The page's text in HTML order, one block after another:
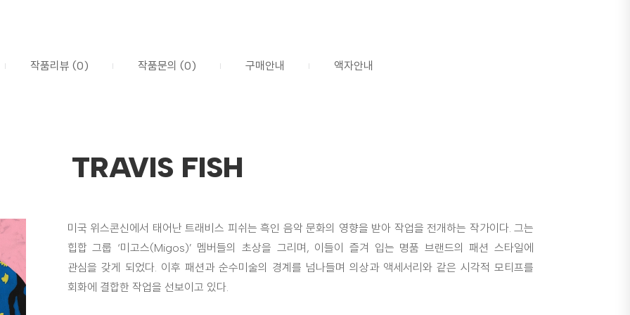
작품리뷰 (0) 작품문의 (0) 구매안내 액자안내
TRAVIS FISH
미국 위스콘신에서 태어난 트래비스 피쉬는 흑인 음악 문화의 영향을 받아 작업을 전개하는 작가이다. 그는
힙합 그룹 ‘미고스(Migos)’ 멤버들의 초상을 그리며, 이들이 즐겨 입는 명품 브랜드의 패션 스타일에
관심을 갖게 되었다. 이후 패션과 순수미술의 경계를 넘나들며 의상과 액세서리와 같은 시각적 모티프를
회화에 결합한 작업을 선보이고 있다.